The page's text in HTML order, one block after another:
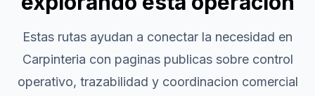
Estas rutas ayudan a conectar la necesidad en
Carpinteria con paginas publicas sobre control
operativo, trazabilidad y coordinacion comercial